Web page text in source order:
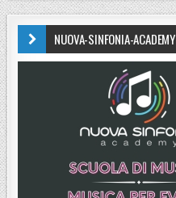
NUOVA-SINFONIA-ACADEMY